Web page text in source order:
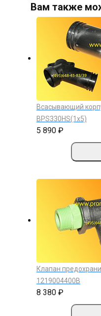
Вам также
Всасывающий
ВРS330HS(1х5)
5 890 ₽
Клапан
1219004400В
8 380 ₽